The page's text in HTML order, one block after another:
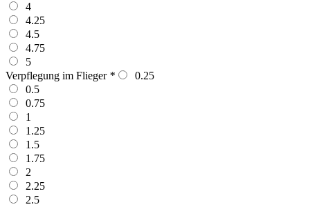
4
4.25
4.5
4.75
5
Verpflegung im Flieger *
0.25
0.5
0.75
1
1.25
1.5
1.75
2
2.25
2.5